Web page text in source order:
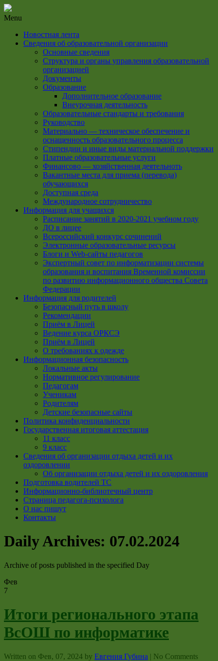
Menu
Новостная лента
Сведения об образовательной организации
Основные сведения
Структура и органы управления образовательной
организацией
Документы
Образование
Дополнительное образование
Внеурочная деятельность
Образовательные стандарты и требования
Руководство
Материально — техническое обеспечение и
оснащенность образовательного процесса
Стипендии и иные виды материальной поддержки
Платные образовательные услуги
Финансово — хозяйственная деятельноть
Вакантные места для приема (перевода)
обучающихся
Доступная среда
Международное сотрудничество
Информация для учащихся
Расписание занятий в 2020-2021 учебном году
ДО в лицее
Всероссийский конкурс сочинений
Электронные образовательные ресурсы
Блоги и Web-сайты педагогов
Экспертный совет по информатизации системы
образования и воспитания Временной комиссии
по развитию информационного общества Совета
Федерации
Информация для родителей
Безопасный путь в школу
Рекомендации
Приём в Лицей
Ведение курса ОРКСЭ
Приём в Лицей
О требованиях к одежде
Информационная безопасность
Локальные акты
Нормативное регулирование
Педагогам
Ученикам
Родителям
Детские безопасные сайты
Политика конфиденциальности
Государственная итоговая аттестация
11 класс
9 класс
Сведения об организации отдыха детей и их
оздоровлении
Об организации отдыха детей и их оздоровления
Подготовка водителей ТС
Информационно-библиотечный центр
Страница педагога-психолога
О нас пишут
Контакты
Daily Archives: 07.02.2024
Archive of posts published in the specified Day
Фев
7
Итоги регионального этапа
ВсОШ по информатике
Written on Фев, 07, 2024 by Евгения Губина | No Comments